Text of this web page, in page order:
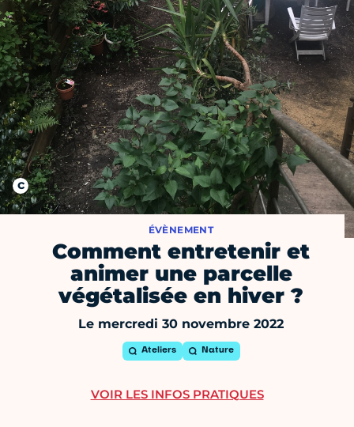
ÉVÈNEMENT
Comment entretenir et
animer une parcelle
végétalisée en hiver ?
Le mercredi 30 novembre 2022
Ateliers Nature
VOIR LES INFOS PRATIQUES